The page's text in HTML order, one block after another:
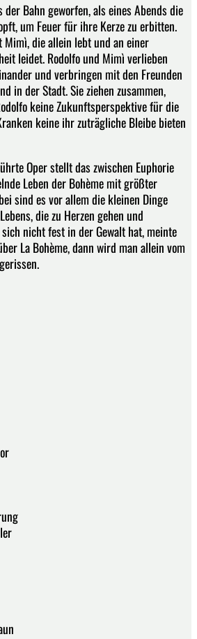
der Bahn geworfen, als eines Abends die
um Feuer für ihre Kerze zu erbitten.
Mimì, die allein lebt und an einer
leidet. Rodolfo und Mimì verlieben
und verbringen mit den Freunden
in der Stadt. Sie ziehen zusammen,
keine Zukunftsperspektive für die
keine ihr zuträgliche Bleibe bieten
Oper stellt das zwischen Euphorie
Leben der Bohème mit größter
sind es vor allem die kleinen Dinge
die zu Herzen gehen und
nicht fest in der Gewalt hat, meinte
La Bohème, dann wird man allein vom